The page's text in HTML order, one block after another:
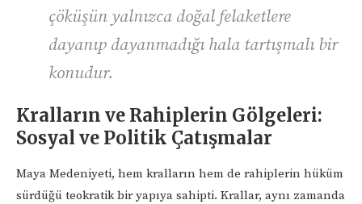
çöküşün yalnızca doğal felaketlere
dayanıp dayanmadığı hala tartışmalı bir
konudur.
Kralların ve Rahiplerin Gölgeleri:
Sosyal ve Politik Çatışmalar
Maya Medeniyeti, hem kralların hem de rahiplerin hüküm
sürdüğü teokratik bir yapıya sahipti. Krallar, aynı zamanda